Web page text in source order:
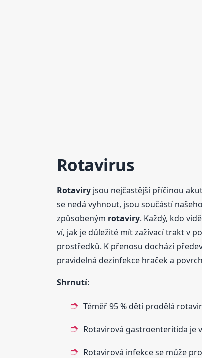
Rotavirus
Rotaviryjsou nejčastější příčinou
se nedá vyhnout, jsou součástí
způsobeným rotaviry. Každý, kdo
ví, jak je důležité mít zažívací trakt v
prostředků. K přenosu dochází
pravidelná dezinfekce hraček a
Shrnutí:
Téměř 95 % dětí prodělá
Rotavirová gastroenteritida je
Rotavirová infekce se může